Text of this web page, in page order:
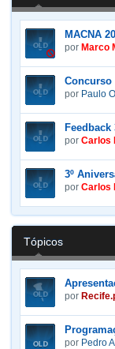
MACNA
por Marco
Concurso
por Paulo
Feedback
por Carlos
3º
por Carlos
Tópicos
por
por Pedro